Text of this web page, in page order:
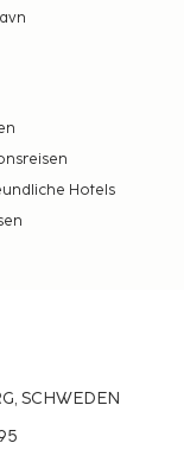
Hotels
SCHWEDEN